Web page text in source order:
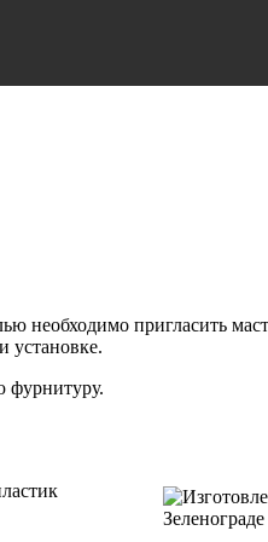
необходимо пригласить
установке.
фурнитуру.